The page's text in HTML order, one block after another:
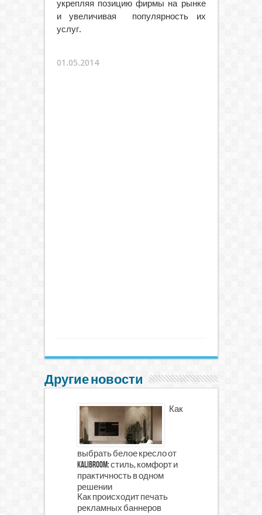
укрепляя позицию фирмы на рынке
и увеличивая популярность их
услуг.
01.05.2014
Другие новости
Как
выбрать белое кресло от
Kalibroom: стиль, комфорт и
практичность в одном
решении
Как происходит печать
рекламных баннеров